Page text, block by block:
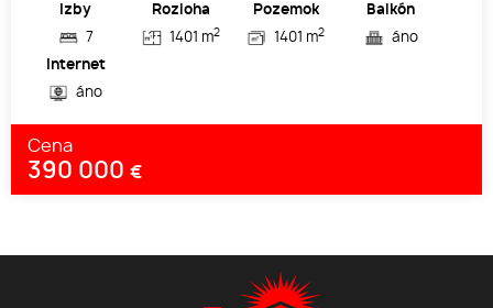
Izby
7
Rozloha
1401 m2
Pozemok
1401 m2
Balkón
áno
Internet
áno
Cena
390 000 €